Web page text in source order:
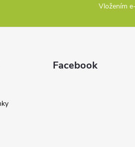
Vložením
Facebook